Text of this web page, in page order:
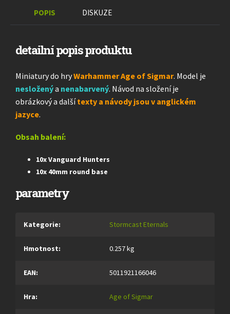
POPIS DISKUZE
detailní popis produktu
Miniatury do hryWarhammer Age of Sigmar. Model je
nesloženýa nenabarvený. Návod na složení je
obrázkový a dalšítexty a návody jsou v anglickém
jazyce.
Obsah balení:
10x Vanguard Hunters
10x 40mm round base
parametry
Kategorie: Stormcast Eternals
Hmotnost: 0.257 kg
EAN: 5011921166046
Hra: Age of Sigmar